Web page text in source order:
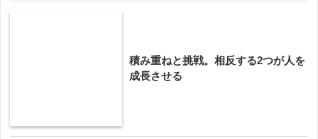
積み重ねと挑戦。相反する2つが人を
成長させる